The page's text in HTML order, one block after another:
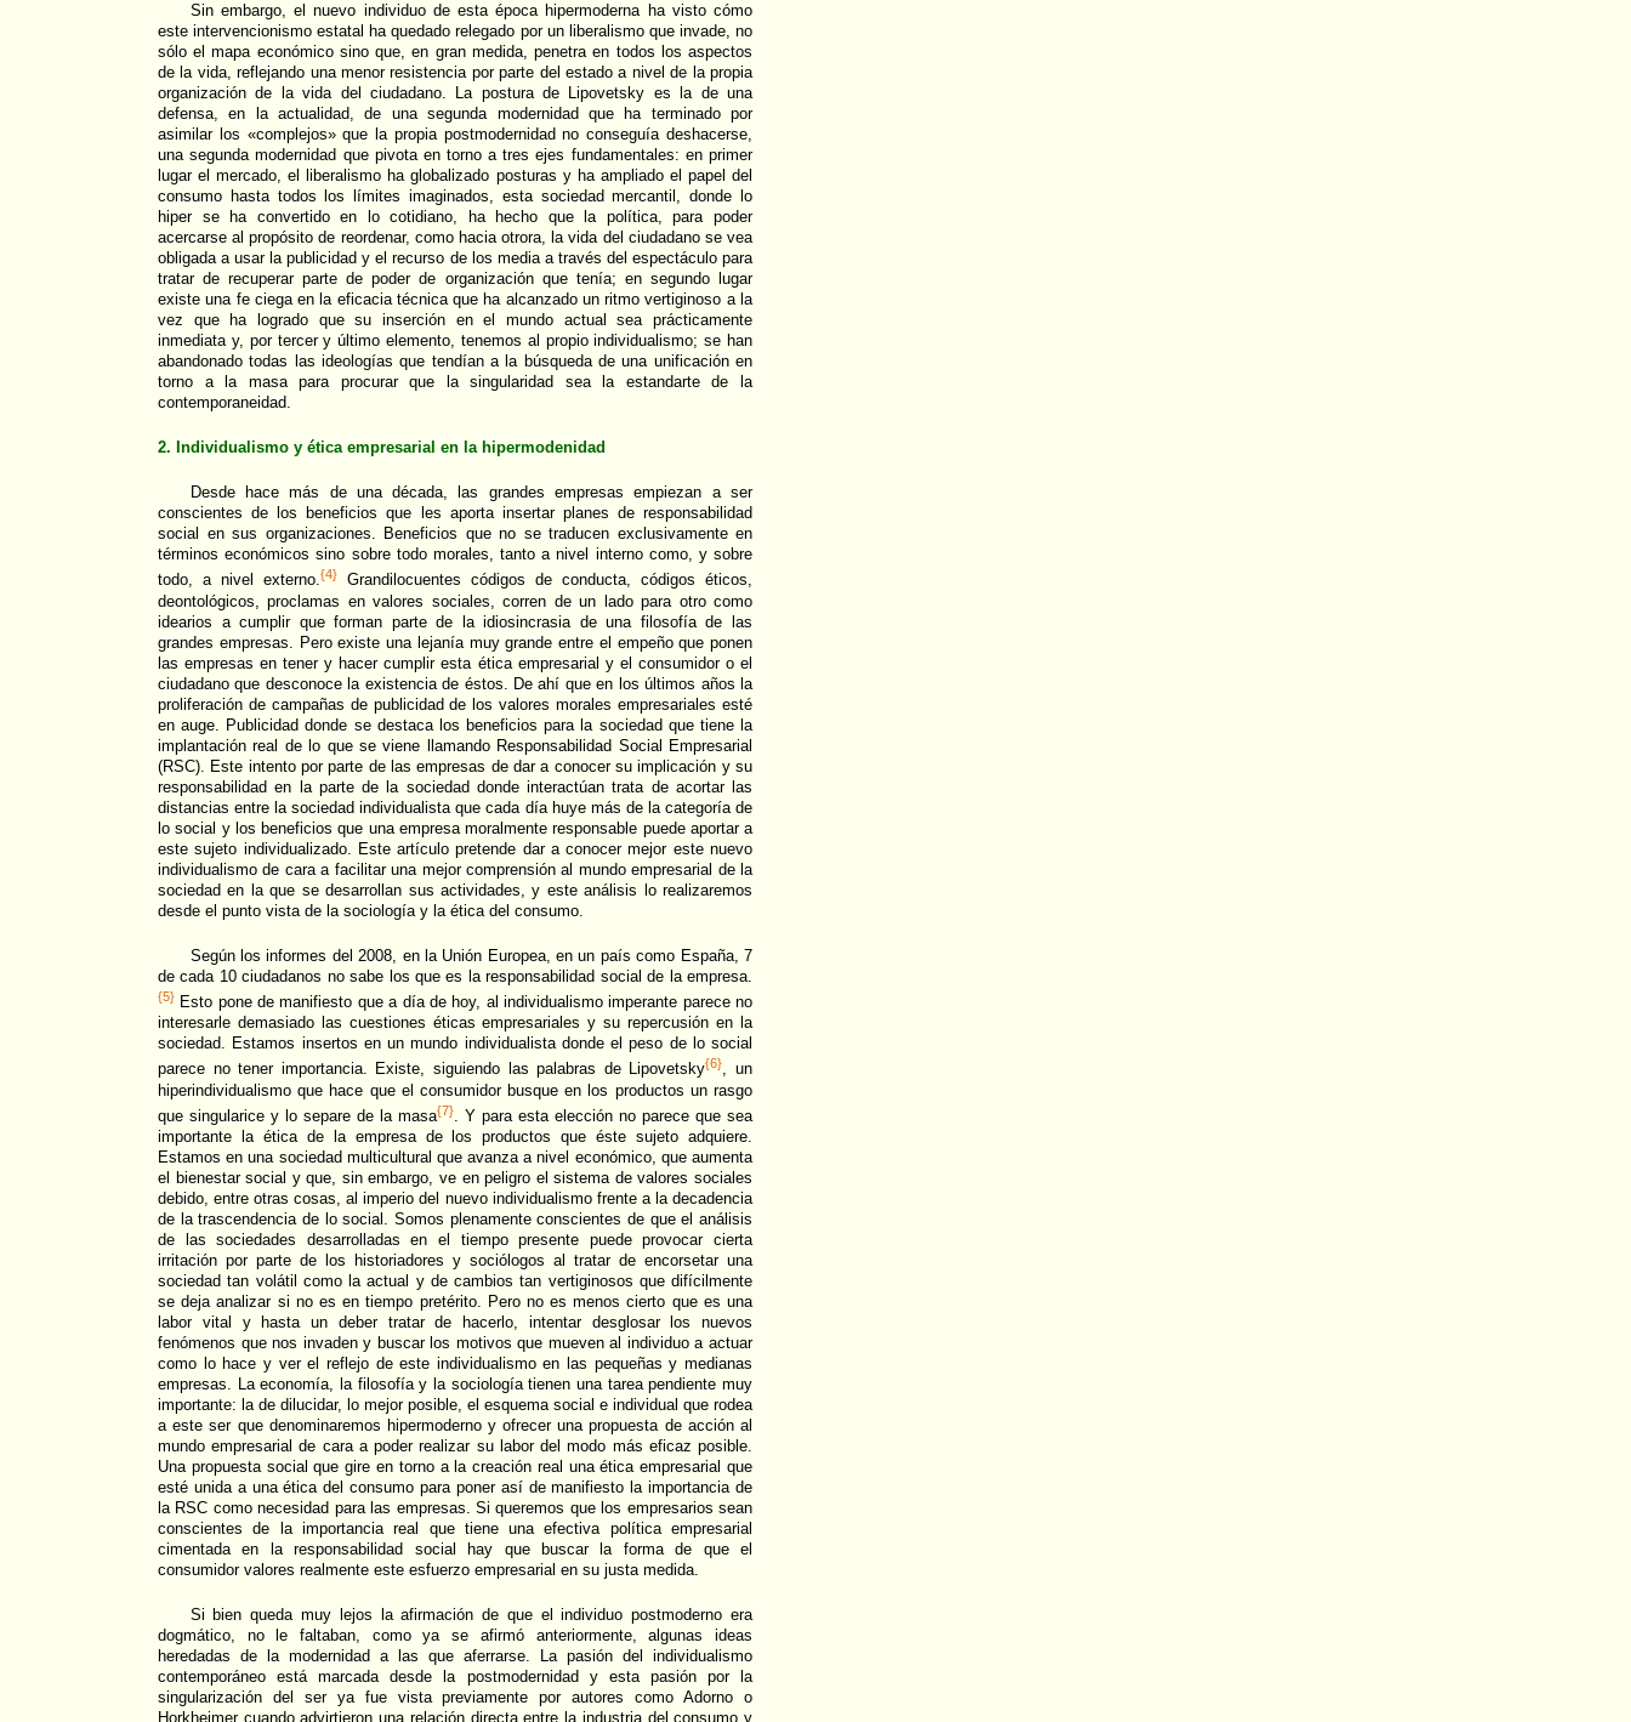
Sin embargo, el nuevo individuo de esta época hipermoderna ha visto cómo
este intervencionismo estatal ha quedado relegado por un liberalismo que invade, no
sólo el mapa económico sino que, en gran medida, penetra en todos los aspectos
de la vida, reflejando una menor resistencia por parte del estado a nivel de la propia
organización de la vida del ciudadano. La postura de Lipovetsky es la de una
defensa, en la actualidad, de una segunda modernidad que ha terminado por
asimilar los «complejos» que la propia postmodernidad no conseguía deshacerse,
una segunda modernidad que pivota en torno a tres ejes fundamentales: en primer
lugar el mercado, el liberalismo ha globalizado posturas y ha ampliado el papel del
consumo hasta todos los límites imaginados, esta sociedad mercantil, donde lo
hiper se ha convertido en lo cotidiano, ha hecho que la política, para poder
acercarse al propósito de reordenar, como hacia otrora, la vida del ciudadano se vea
obligada a usar la publicidad y el recurso de los media a través del espectáculo para
tratar de recuperar parte de poder de organización que tenía; en segundo lugar
existe una fe ciega en la eficacia técnica que ha alcanzado un ritmo vertiginoso a la
vez que ha logrado que su inserción en el mundo actual sea prácticamente
inmediata y, por tercer y último elemento, tenemos al propio individualismo; se han
abandonado todas las ideologías que tendían a la búsqueda de una unificación en
torno a la masa para procurar que la singularidad sea la estandarte de la
contemporaneidad.
2. Individualismo y ética empresarial en la hipermodenidad
Desde hace más de una década, las grandes empresas empiezan a ser
conscientes de los beneficios que les aporta insertar planes de responsabilidad
social en sus organizaciones. Beneficios que no se traducen exclusivamente en
términos económicos sino sobre todo morales, tanto a nivel interno como, y sobre
todo, a nivel externo.{4}
Grandilocuentes códigos de conducta, códigos éticos,
deontológicos, proclamas en valores sociales, corren de un lado para otro como
idearios a cumplir que forman parte de la idiosincrasia de una filosofía de las
grandes empresas. Pero existe una lejanía muy grande entre el empeño que ponen
las empresas en tener y hacer cumplir esta ética empresarial y el consumidor o el
ciudadano que desconoce la existencia de éstos. De ahí que en los últimos años la
proliferación de campañas de publicidad de los valores morales empresariales esté
en auge. Publicidad donde se destaca los beneficios para la sociedad que tiene la
implantación real de lo que se viene llamando Responsabilidad Social Empresarial
(RSC). Este intento por parte de las empresas de dar a conocer su implicación y su
responsabilidad en la parte de la sociedad donde interactúan trata de acortar las
distancias entre la sociedad individualista que cada día huye más de la categoría de
lo social y los beneficios que una empresa moralmente responsable puede aportar a
este sujeto individualizado. Este artículo pretende dar a conocer mejor este nuevo
individualismo de cara a facilitar una mejor comprensión al mundo empresarial de la
sociedad en la que se desarrollan sus actividades, y este análisis lo realizaremos
desde el punto vista de la sociología y la ética del consumo.
Según los informes del 2008, en la Unión Europea, en un país como España, 7
de cada 10 ciudadanos no sabe los que es la responsabilidad social de la empresa.
{5} Esto pone de manifiesto que a día de hoy, al individualismo imperante parece no
interesarle demasiado las cuestiones éticas empresariales y su repercusión en la
sociedad. Estamos insertos en un mundo individualista donde el peso de lo social
parece no tener importancia. Existe, siguiendo las palabras de Lipovetsky{6}, un
hiperindividualismo que hace que el consumidor busque en los productos un rasgo
que singularice y lo separe de la masa{7}
. Y para esta elección no parece que sea
importante la ética de la empresa de los productos que éste sujeto adquiere.
Estamos en una sociedad multicultural que avanza a nivel económico, que aumenta
el bienestar social y que, sin embargo, ve en peligro el sistema de valores sociales
debido, entre otras cosas, al imperio del nuevo individualismo frente a la decadencia
de la trascendencia de lo social. Somos plenamente conscientes de que el análisis
de las sociedades desarrolladas en el tiempo presente puede provocar cierta
irritación por parte de los historiadores y sociólogos al tratar de encorsetar una
sociedad tan volátil como la actual y de cambios tan vertiginosos que difícilmente
se deja analizar si no es en tiempo pretérito. Pero no es menos cierto que es una
labor vital y hasta un deber tratar de hacerlo, intentar desglosar los nuevos
fenómenos que nos invaden y buscar los motivos que mueven al individuo a actuar
como lo hace y ver el reflejo de este individualismo en las pequeñas y medianas
empresas. La economía, la filosofía y la sociología tienen una tarea pendiente muy
importante: la de dilucidar, lo mejor posible, el esquema social e individual que rodea
a este ser que denominaremos hipermoderno y ofrecer una propuesta de acción al
mundo empresarial de cara a poder realizar su labor del modo más eficaz posible.
Una propuesta social que gire en torno a la creación real una ética empresarial que
esté unida a una ética del consumo para poner así de manifiesto la importancia de
la RSC como necesidad para las empresas. Si queremos que los empresarios sean
conscientes de la importancia real que tiene una efectiva política empresarial
cimentada en la responsabilidad social hay que buscar la forma de que el
consumidor valores realmente este esfuerzo empresarial en su justa medida.
Si bien queda muy lejos la afirmación de que el individuo postmoderno era
dogmático, no le faltaban, como ya se afirmó anteriormente, algunas ideas
heredadas de la modernidad a las que aferrarse. La pasión del individualismo
contemporáneo está marcada desde la postmodernidad y esta pasión por la
singularización del ser ya fue vista previamente por autores como Adorno o
Horkheimer cuando advirtieron una relación directa entre la industria del consumo y